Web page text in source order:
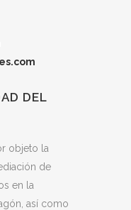
DEL
objeto la
de
en la
así como